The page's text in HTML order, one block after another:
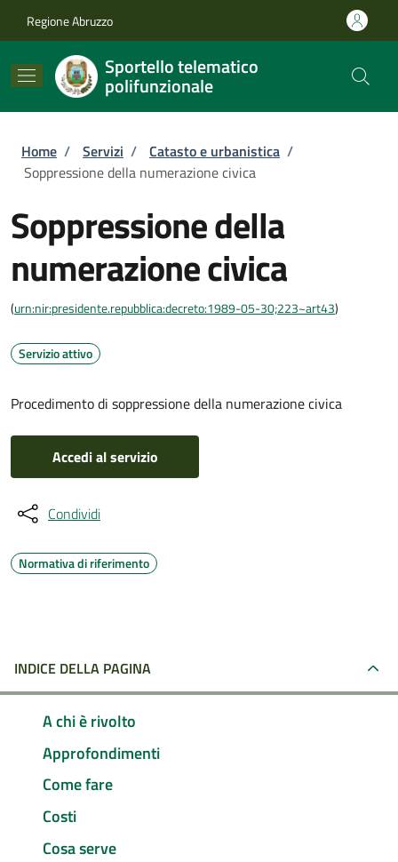
Regione Abruzzo
Sportello telematico
polifunzionale
Briciole di pane
Home / Servizi / Catasto e urbanistica /
Soppressione della numerazione civica
Soppressione della
numerazione civica
(urn:nir:presidente.repubblica:decreto:1989-05-30;223~art43)
Servizio attivo
Procedimento di soppressione della numerazione civica
Accedi al servizio
Condividi
Normativa di riferimento
INDICE DELLA PAGINA
A chi è rivolto
Approfondimenti
Come fare
Costi
Cosa serve